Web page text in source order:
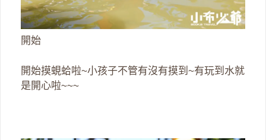
開始
開始摸蜆蛤啦~小孩子不管有沒有摸到~有玩到水就
是開心啦~~~